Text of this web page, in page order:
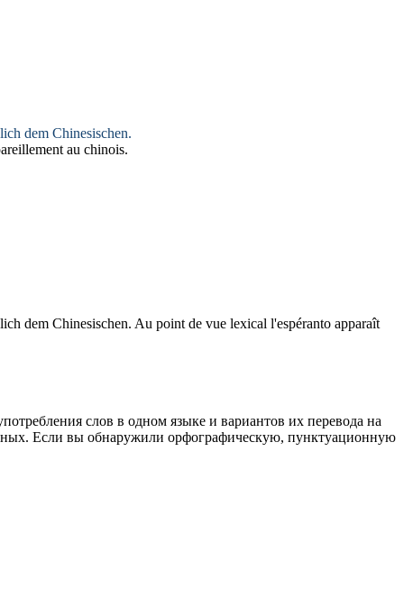
dem Chinesischen.
au chinois.
dem Chinesischen. Au point de vue lexical l'espéranto apparaît
слов в одном языке и вариантов их перевода на
Если вы обнаружили орфографическую, пунктуационную